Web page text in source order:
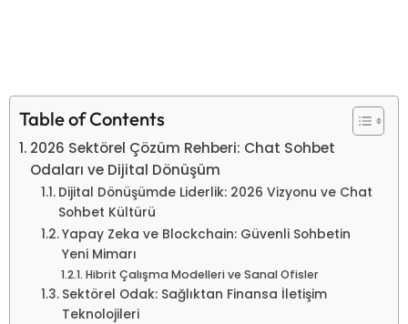
Table of Contents
2026 Sektörel Çözüm Rehberi: Chat Sohbet
Odaları ve Dijital Dönüşüm
Dijital Dönüşümde Liderlik: 2026 Vizyonu ve Chat
Sohbet Kültürü
Yapay Zeka ve Blockchain: Güvenli Sohbetin
Yeni Mimarı
Hibrit Çalışma Modelleri ve Sanal Ofisler
Sektörel Odak: Sağlıktan Finansa İletişim
Teknolojileri